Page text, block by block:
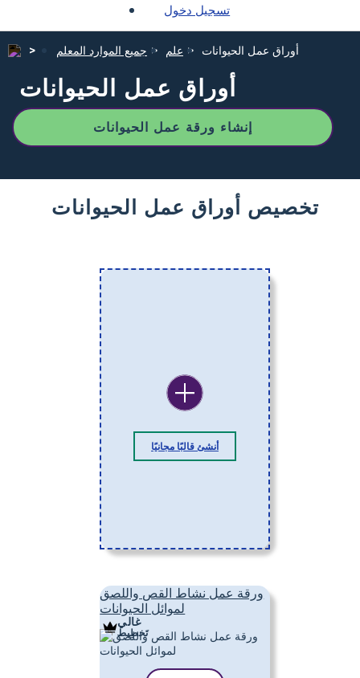
تسجيل دخول
جميع الموارد المعلم علم أوراق عمل الحيوانات
أوراق عمل الحيوانات
إنشاء ورقة عمل الحيوانات
تخصيص أوراق عمل الحيوانات
أنشئ قالبًا مجانيًا
ورقة عمل نشاط القص واللصق
لموائل الحيوانات
غالي
تَخطِيط